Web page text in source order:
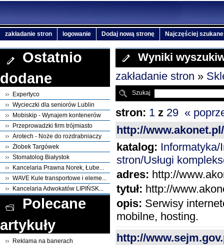
zakładanie stron logowanie Dodaj nową stronę Najczęściej szukane
Wyniki
zakładanie stron »
Szukaj
stron: 1 z 29 «
http://www.akonet.pl/
katalog:
stron/Usługi
adres: http://
tytuł: http://
opis: Serwisy
mobilne, hosting.
http://
Ostatnio
dodane
Expertyco
Wycieczki dla seniorów Lublin
Mobiskip - Wynajem kontenerów
Przeprowadzki firm trójmiasto
Arotech - Noże do rozdrabniaczy
Żłobek Targówek
Stomatolog Białystok
Kancelaria Prawna Norek, Łube...
WAVE Kule transportowe i eleme...
Kancelaria Adwokatów LIPIŃSK...
Polecane
artykuły
Reklama na banerach